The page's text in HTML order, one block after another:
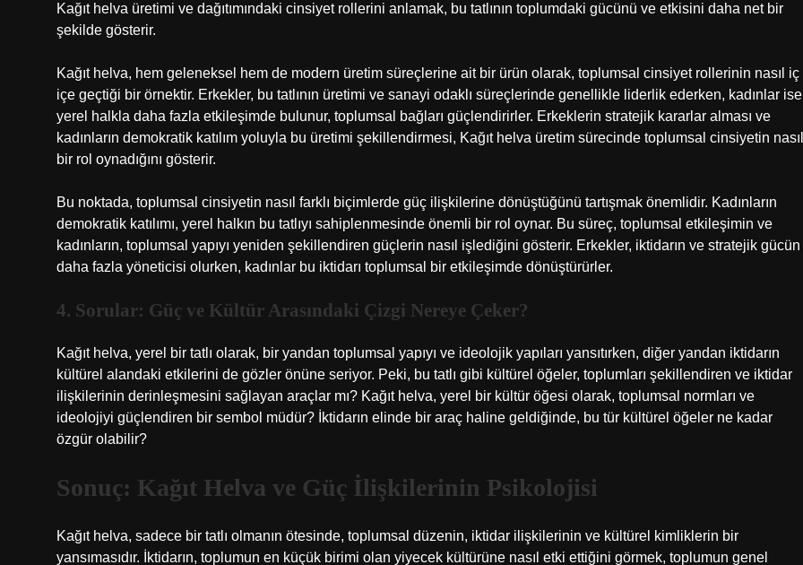
Kağıt helva üretimi ve dağıtımındaki cinsiyet rollerini anlamak, bu tatlının toplumdaki gücünü ve etkisini daha net bir
şekilde gösterir.
Kağıt helva, hem geleneksel hem de modern üretim süreçlerine ait bir ürün olarak, toplumsal cinsiyet rollerinin nasıl iç
içe geçtiği bir örnektir. Erkekler, bu tatlının üretimi ve sanayi odaklı süreçlerinde genellikle liderlik ederken, kadınlar ise
yerel halkla daha fazla etkileşimde bulunur, toplumsal bağları güçlendirirler. Erkeklerin stratejik kararlar alması ve
kadınların demokratik katılım yoluyla bu üretimi şekillendirmesi, Kağıt helva üretim sürecinde toplumsal cinsiyetin nasıl
bir rol oynadığını gösterir.
Bu noktada, toplumsal cinsiyetin nasıl farklı biçimlerde güç ilişkilerine dönüştüğünü tartışmak önemlidir. Kadınların
demokratik katılımı, yerel halkın bu tatlıyı sahiplenmesinde önemli bir rol oynar. Bu süreç, toplumsal etkileşimin ve
kadınların, toplumsal yapıyı yeniden şekillendiren güçlerin nasıl işlediğini gösterir. Erkekler, iktidarın ve stratejik gücün
daha fazla yöneticisi olurken, kadınlar bu iktidarı toplumsal bir etkileşimde dönüştürürler.
4. Sorular: Güç ve Kültür Arasındaki Çizgi Nereye Çeker?
Kağıt helva, yerel bir tatlı olarak, bir yandan toplumsal yapıyı ve ideolojik yapıları yansıtırken, diğer yandan iktidarın
kültürel alandaki etkilerini de gözler önüne seriyor. Peki, bu tatlı gibi kültürel öğeler, toplumları şekillendiren ve iktidar
ilişkilerinin derinleşmesini sağlayan araçlar mı? Kağıt helva, yerel bir kültür öğesi olarak, toplumsal normları ve
ideolojiyi güçlendiren bir sembol müdür? İktidarın elinde bir araç haline geldiğinde, bu tür kültürel öğeler ne kadar
özgür olabilir?
Sonuç: Kağıt Helva ve Güç İlişkilerinin Psikolojisi
Kağıt helva, sadece bir tatlı olmanın ötesinde, toplumsal düzenin, iktidar ilişkilerinin ve kültürel kimliklerin bir
yansımasıdır. İktidarın, toplumun en küçük birimi olan yiyecek kültürüne nasıl etki ettiğini görmek, toplumun genel